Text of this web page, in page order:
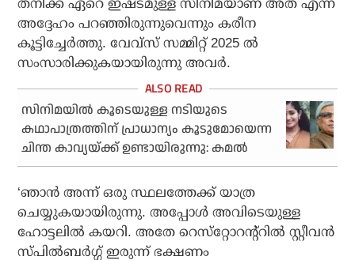
തനിക്ക് ഏറെ ഇഷ്ടമുള്ള സിനിമയാണ് അത് എന്ന്
അദ്ദേഹം പറഞ്ഞിരുന്നുവെന്നും കരീന
കൂട്ടിച്ചേര്‍ത്തു. വേവ്‌സ് സമ്മിറ്റ് 2025 ല്‍
സംസാരിക്കുകയായിരുന്നു അവര്‍.
സിനിമയില്‍ കൂടെയുള്ള നടിയുടെ
കഥാപാത്രത്തിന് പ്രാധാന്യം കൂടുമോയെന്ന
ചിന്ത കാവ്യയ്ക്ക് ഉണ്ടായിരുന്നു: കമല്‍
‘ഞാന്‍ അന്ന് ഒരു സ്ഥലത്തേക്ക് യാത്ര
ചെയ്യുകയായിരുന്നു. അപ്പോള്‍ അവിടെയുള്ള
ഹോട്ടലില്‍ കയറി. അതേ റെസ്‌റ്റോറന്റ്റില്‍ സ്റ്റീവന്‍
സ്പില്‍ബര്‍ഗ്ഗ് ഇരുന്ന് ഭക്ഷണം